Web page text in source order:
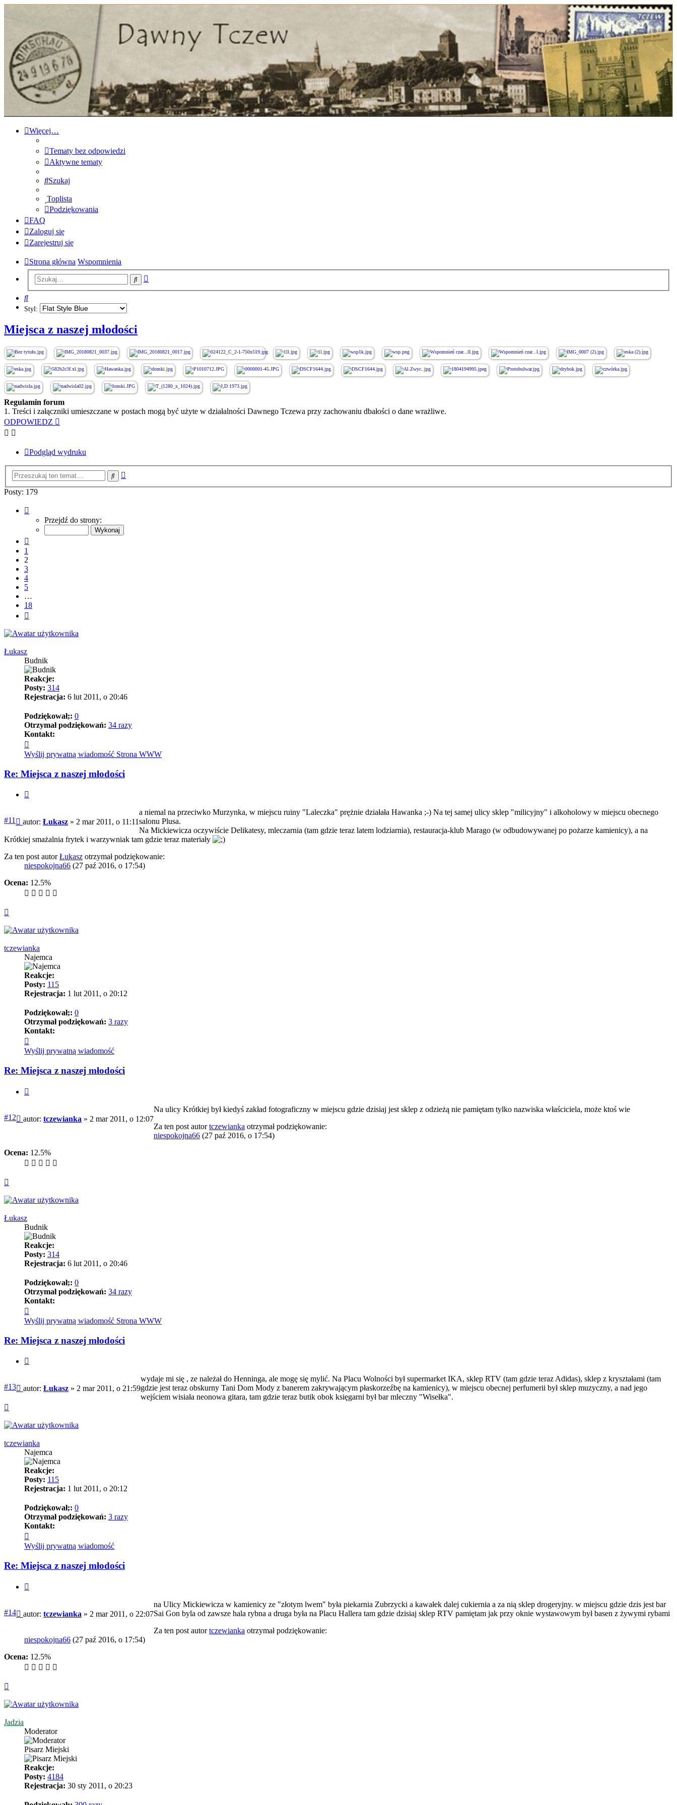
Forum Dawnego Tczewa
Przejdź do zawartości
Więcej…
Tematy bez odpowiedzi
Aktywne tematy
Szukaj
Toplista
Podziękowania
FAQ
Zaloguj się
Zarejestruj się
Strona główna Wspomnienia
Szukaj
Szukaj
Styl:
Miejsca z naszej młodości
Regulamin forum
1. Treści i załączniki umieszczane w postach mogą być użyte w działalności Dawnego Tczewa przy zachowaniu dbałości o dane wrażliwe.
ODPOWIEDZ
Podgląd wydruku
Szukaj
Posty: 179
Przejdź do strony:
1
2
3
4
5
…
18
Łukasz
Budnik
Reakcje:
Posty: 314
Rejestracja: 6 lut 2011, o 20:46
Podziękował;: 0
Otrzymał podziękowań: 34 razy
Kontakt:
się
z
Łukasz
Wyślij prywatną wiadomość Strona WWW
Re: Miejsca z naszej młodości
#11 Post
autor: Łukasz » 2 mar 2011, o 11:11
a niemal na przeciwko Murzynka, w miejscu ruiny "Laleczka" prężnie działała Hawanka ;-) Na tej samej ulicy sklep "milicyjny" i alkoholowy w miejscu obecnego
salonu Plusa.
Na Mickiewicza oczywiście Delikatesy, mleczarnia (tam gdzie teraz latem lodziarnia), restauracja-klub Marago (w odbudowywanej po pożarze kamienicy), a na
Krótkiej smażalnia frytek i warzywniak tam gdzie teraz materiały
Za ten post autorŁukasz otrzymał podziękowanie:
niespokojna66 (27 paź 2016, o 17:54)
Ocena: 12.5%
tczewianka
Najemca
Reakcje:
Posty: 115
Rejestracja: 1 lut 2011, o 20:12
Podziękował;: 0
Otrzymał podziękowań: 3 razy
Kontakt:
się
z
tczewianka
Wyślij prywatną wiadomość
Re: Miejsca z naszej młodości
#12 Post
autor: tczewianka » 2 mar 2011, o 12:07
Na ulicy Krótkiej był kiedyś zakład fotograficzny w miejscu gdzie dzisiaj jest sklep z odzieżą nie pamiętam tylko nazwiska właściciela, może ktoś wie
Za ten post autortczewianka otrzymał podziękowanie:
niespokojna66 (27 paź 2016, o 17:54)
Ocena: 12.5%
Łukasz
Budnik
Reakcje:
Posty: 314
Rejestracja: 6 lut 2011, o 20:46
Podziękował;: 0
Otrzymał podziękowań: 34 razy
Kontakt:
się
z
Łukasz
Wyślij prywatną wiadomość Strona WWW
Re: Miejsca z naszej młodości
#13 Post
autor: Łukasz » 2 mar 2011, o 21:59
wydaje mi się , ze należał do Henninga, ale mogę się mylić. Na Placu Wolności był supermarket IKA, sklep RTV (tam gdzie teraz Adidas), sklep z kryształami (tam
gdzie jest teraz obskurny Tani Dom Mody z banerem zakrywającym płaskorzeźbę na kamienicy), w miejscu obecnej perfumerii był sklep muzyczny, a nad jego
wejściem wisiała neonowa gitara, tam gdzie teraz butik obok księgarni był bar mleczny "Wisełka".
tczewianka
Najemca
Reakcje:
Posty: 115
Rejestracja: 1 lut 2011, o 20:12
Podziękował;: 0
Otrzymał podziękowań: 3 razy
Kontakt:
się
z
tczewianka
Wyślij prywatną wiadomość
Re: Miejsca z naszej młodości
#14 Post
autor: tczewianka » 2 mar 2011, o 22:07
na Ulicy Mickiewicza w kamienicy ze "złotym lwem" była piekarnia Zubrzycki a kawałek dalej cukiernia a za nią sklep drogeryjny. w miejscu gdzie dzis jest bar
Sai Gon byla od zawsze hala rybna a druga była na Placu Hallera tam gdzie dzisiaj sklep RTV pamiętam jak przy oknie wystawowym był basen z żywymi rybami
Za ten post autortczewianka otrzymał podziękowanie:
niespokojna66 (27 paź 2016, o 17:54)
Ocena: 12.5%
Jadzia
Moderator
Pisarz Miejski
Reakcje:
Posty: 4184
Rejestracja: 30 sty 2011, o 20:23